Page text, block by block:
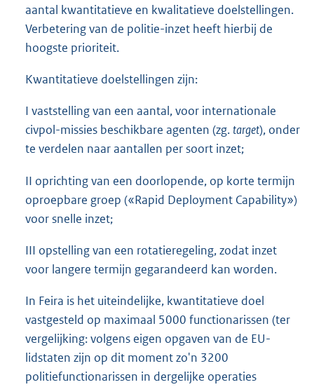
aantal kwantitatieve en kwalitatieve doelstellingen.
Verbetering van de politie-inzet heeft hierbij de
hoogste prioriteit.
Kwantitatieve doelstellingen zijn:
I vaststelling van een aantal, voor internationale
civpol-missies beschikbare agenten (zg.target), onder
te verdelen naar aantallen per soort inzet;
II oprichting van een doorlopende, op korte termijn
oproepbare groep («Rapid Deployment Capability»)
voor snelle inzet;
III opstelling van een rotatieregeling, zodat inzet
voor langere termijn gegarandeerd kan worden.
In Feira is het uiteindelijke, kwantitatieve doel
vastgesteld op maximaal 5000 functionarissen (ter
vergelijking: volgens eigen opgaven van de EU-
lidstaten zijn op dit moment zo'n 3200
politiefunctionarissen in dergelijke operaties